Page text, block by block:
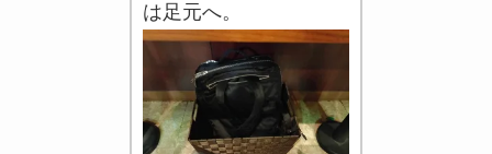
は足元へ。